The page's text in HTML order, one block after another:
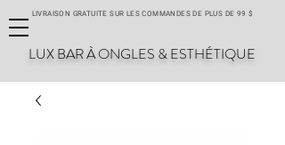
LIVRAISON GRATUITE SUR LES COMMANDES DE PLUS DE 99 $
LUX BAR À ONGLES & ESTHÉTIQUE